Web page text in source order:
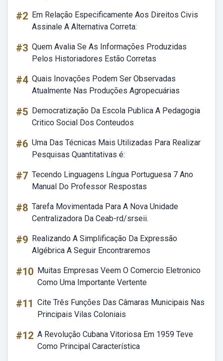
#2 Em Relação Especificamente Aos Direitos Civis
Assinale A Alternativa Correta:
#3 Quem Avalia Se As Informações Produzidas
Pelos Historiadores Estão Corretas
#4 Quais Inovações Podem Ser Observadas
Atualmente Nas Produções Agropecuárias
#5 Democratização Da Escola Publica A Pedagogia
Critico Social Dos Conteudos
#6 Uma Das Técnicas Mais Utilizadas Para Realizar
Pesquisas Quantitativas é:
#7 Tecendo Linguagens Língua Portuguesa 7 Ano
Manual Do Professor Respostas
#8 Tarefa Movimentada Para A Nova Unidade
Centralizadora Da Ceab-rd/srseii.
#9 Realizando A Simplificação Da Expressão
Algébrica A Seguir Encontraremos
#10 Muitas Empresas Veem O Comercio Eletronico
Como Uma Importante Vertente
#11 Cite Três Funções Das Câmaras Municipais Nas
Principais Vilas Coloniais
#12 A Revolução Cubana Vitoriosa Em 1959 Teve
Como Principal Característica